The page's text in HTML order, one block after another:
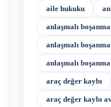
aile hukuku
anlaşmalı
anlaşmalı
anlaşmalı
araç değer kaybı
araç değer kaybı